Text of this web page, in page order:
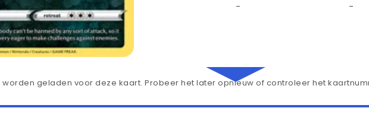
- -
geladen voor deze kaart. Probeer het later opnieuw of controleer het